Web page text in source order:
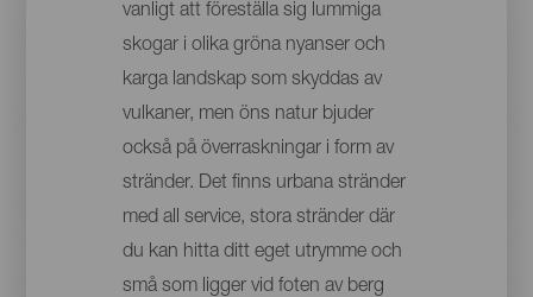
vanligt att föreställa sig lummiga
skogar i olika gröna nyanser och
karga landskap som skyddas av
vulkaner, men öns natur bjuder
också på överraskningar i form av
stränder. Det finns urbana stränder
med all service, stora stränder där
du kan hitta ditt eget utrymme och
små som ligger vid foten av berg